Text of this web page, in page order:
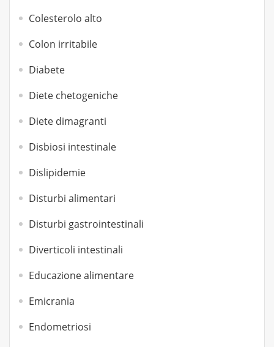
Colesterolo alto
Colon irritabile
Diabete
Diete chetogeniche
Diete dimagranti
Disbiosi intestinale
Dislipidemie
Disturbi alimentari
Disturbi gastrointestinali
Diverticoli intestinali
Educazione alimentare
Emicrania
Endometriosi